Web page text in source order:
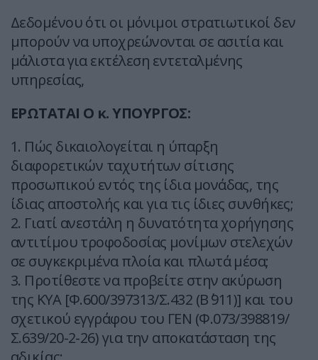
Δεδομένου ότι οι μόνιμοι στρατιωτικοί δεν
μπορούν να υποχρεώνονται σε ασιτία και
μάλιστα για εκτέλεση εντεταλμένης
υπηρεσίας,
ΕΡΩΤΑΤΑΙ Ο κ. ΥΠΟΥΡΓΟΣ:
1. Πώς δικαιολογείται η ύπαρξη
διαφορετικών ταχυτήτων σίτισης
προσωπικού εντός της ίδια μονάδας, της
ίδιας αποστολής και για τις ίδιες συνθήκες;
2. Γιατί ανεστάλη η δυνατότητα χορήγησης
αντιτίμου τροφοδοσίας μονίμων στελεχών
σε συγκεκριμένα πλοία και πλωτά μέσα;
3. Προτίθεστε να προβείτε στην ακύρωση
της ΚΥΑ [Φ.600/397313/Σ.432 (Β΄ 911)] και του
σχετικού εγγράφου του ΓΕΝ (Φ.073/398819/
Σ.639/20-2-26) για την αποκατάσταση της